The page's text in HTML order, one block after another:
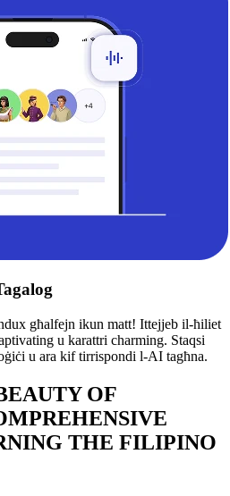
għalfejn ikun matt! Ittejjeb il-ħiliet
u karattri charming. Staqsi
u ara kif tirrispondi l-AI tagħna.
OF
THE FILIPINO